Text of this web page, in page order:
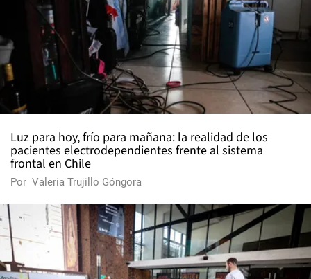
Luz para hoy, frío para mañana: la realidad de los
pacientes electrodependientes frente al sistema
frontal en Chile
Por Valeria Trujillo Góngora